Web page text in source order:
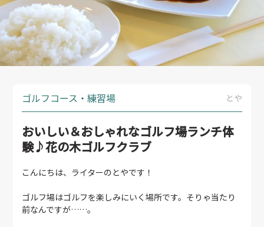
ゴルフコース・練習場 とや
おいしい＆おしゃれなゴルフ場ランチ体
験♪花の木ゴルフクラブ
こんにちは、ライターのとやです！
ゴルフ場はゴルフを楽しみにいく場所です。そりゃ当たり
前なんですが……。